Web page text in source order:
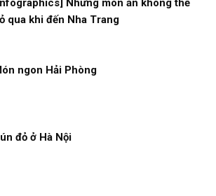
[Infographics] Những món ăn không thể
qua khi đến Nha Trang
ngon Hải Phòng
đỏ ở Hà Nội